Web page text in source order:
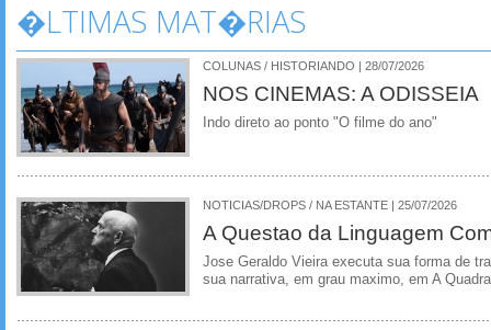
�LTIMAS MAT�RIAS
COLUNAS / HISTORIANDO | 28/07/2026
NOS CINEMAS: A ODISSEIA
Indo direto ao ponto "O filme do ano"
NOTICIAS/DROPS / NA ESTANTE | 25/07/2026
A Questao da Linguagem
Jose Geraldo Vieira executa sua forma de
sua narrativa, em grau maximo, em A